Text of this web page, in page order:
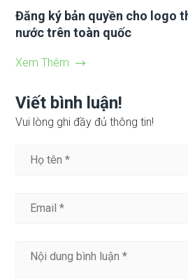
Đăng ký bản quyền cho logo
nước trên toàn quốc
Xem Thêm
Viết bình luận!
Vui lòng ghi đầy đủ thông tin!